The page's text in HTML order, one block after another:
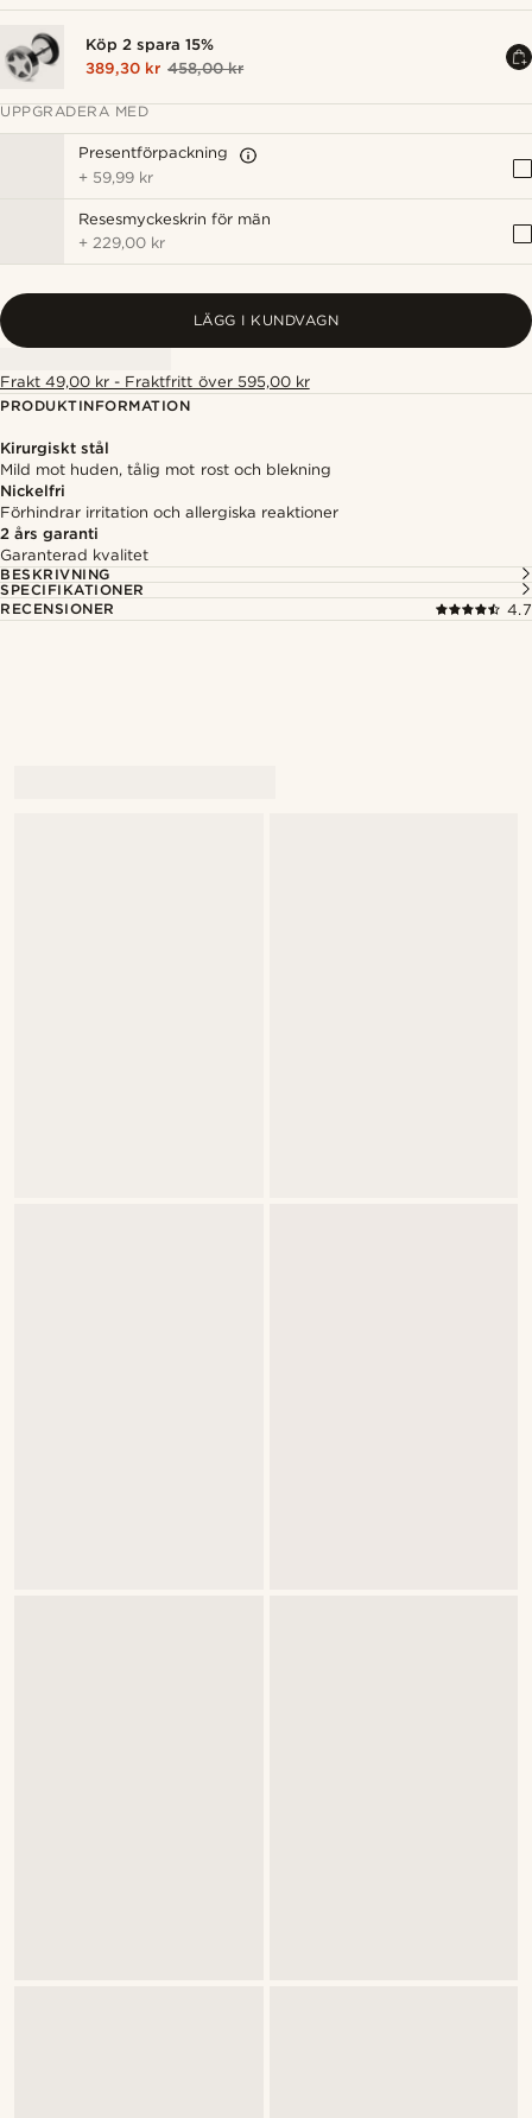
Köp 2 spara 15%
389,30 kr 458,00 kr
UPPGRADERA MED
Presentförpackning
+ 59,99 kr
Resesmyckeskrin för män
+ 229,00 kr
LÄGG I KUNDVAGN
Frakt 49,00 kr - Fraktfritt över 595,00 kr
PRODUKTINFORMATION
Kirurgiskt stål
Mild mot huden, tålig mot rost och blekning
Nickelfri
Förhindrar irritation och allergiska reaktioner
2 års garanti
Garanterad kvalitet
BESKRIVNING
SPECIFIKATIONER
RECENSIONER
4.7